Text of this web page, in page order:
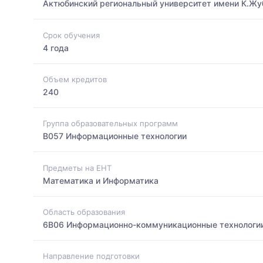
Актюбинский региональный университет имени
Срок обучения
4 года
Объем кредитов
240
Группа образовательных программ
B057 Информационные технологии
Предметы на ЕНТ
Математика и Информатика
Область образования
6B06 Информационно-коммуникационные
Направление подготовки